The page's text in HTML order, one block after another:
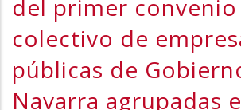
del
contrato
la
gestión
del primer convenio
colectivo de
públicas de
Navarra agrupadas